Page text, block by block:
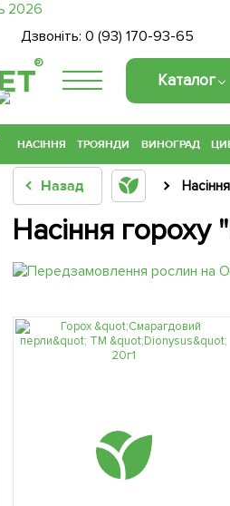
Дзвоніть: 0 (93) 170-93-65
®
Каталог
НАСІННЯ ТРОЯНДИ ВИНОГРАД
Назад Насіння
Насіння гороху